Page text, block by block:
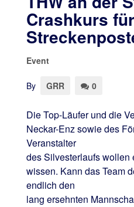
Crashkurs für
Event
By GRR 0
Die Top-Läufer und die
Neckar-Enz sowie des
Veranstalter
des Silvesterlaufs wollen
wissen. Kann das Team
endlich den
lang ersehnten